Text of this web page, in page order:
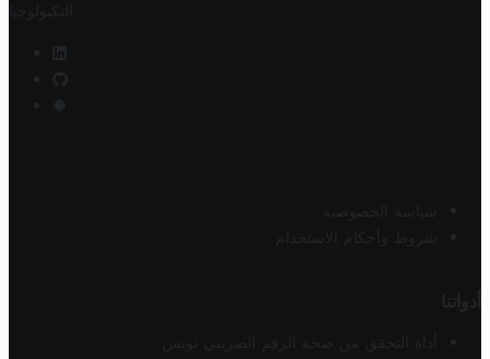
التكنولوجيا
سياسة الخصوصية
شروط وأحكام الاستخدام
أدواتنا
أداة التحقق من صحة الرقم الضريبي تونس